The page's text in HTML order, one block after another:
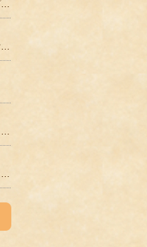
里親募集 シルバー 女の子 プードル かわいい
プードル 里親募集 レッド 女の子 かわいい
ティーカップサイズ プードル レッド男の子 ２歳
プードル 里親募集 女の子 レッド